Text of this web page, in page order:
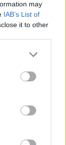
may
IAB’s List of
it to other